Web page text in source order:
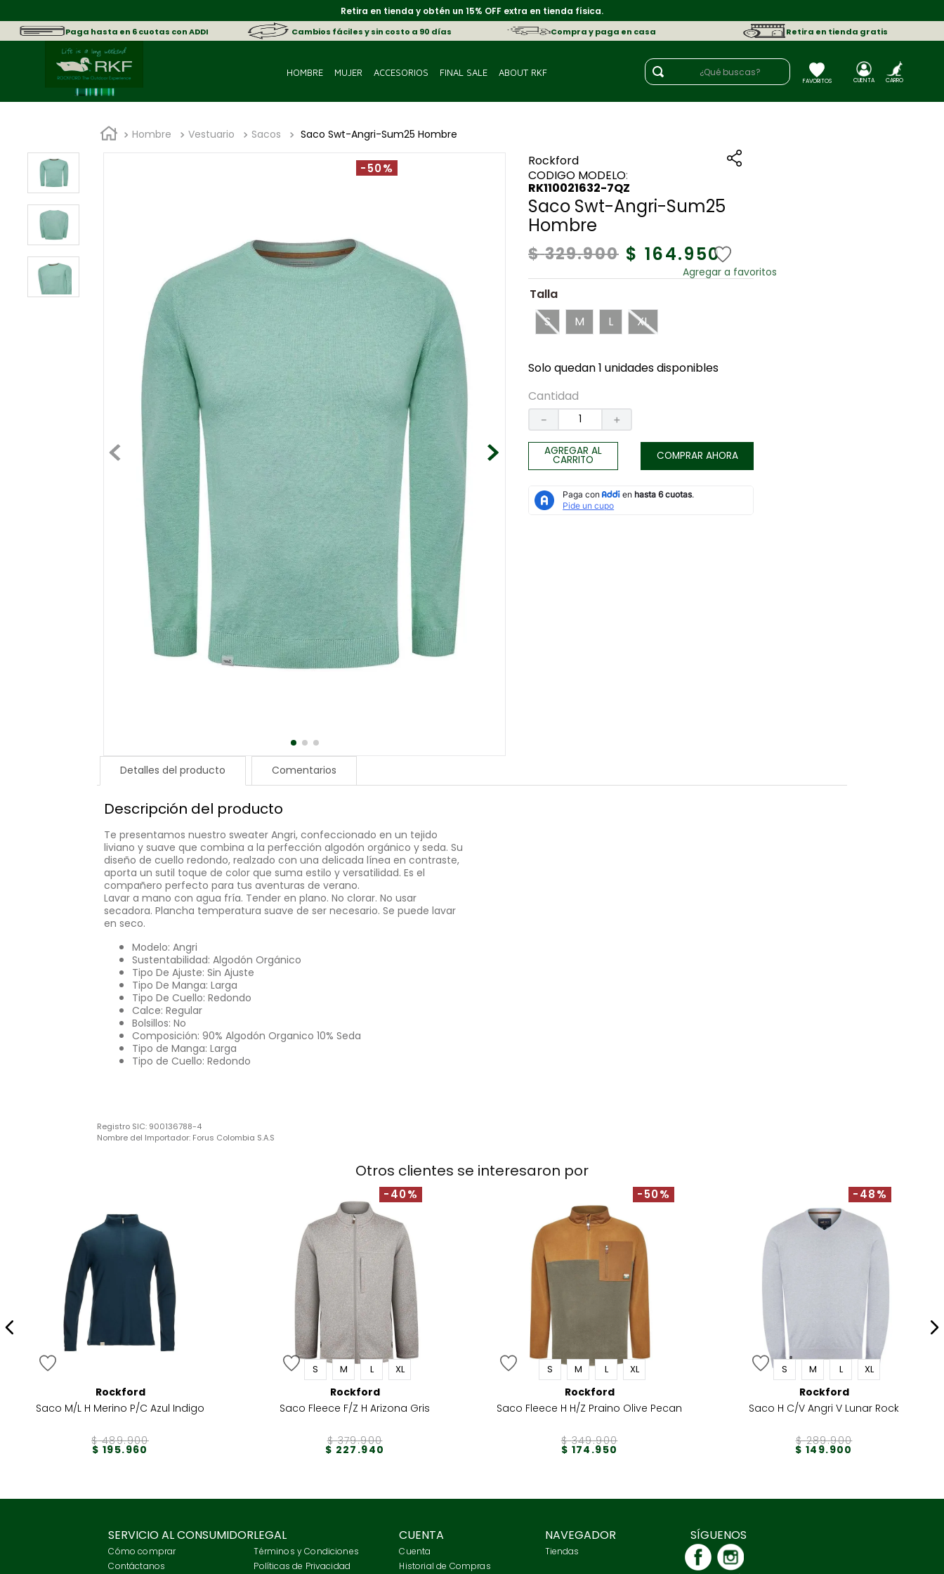
Retira en tienda y obtén un 15% OFF extra en tienda física.
Paga hasta en 6 cuotas con ADDI Cambios fáciles y sin costo a 90 días Compra y paga en casa Retira en tienda gratis
HOMBRE MUJER ACCESORIOS FINAL SALE ABOUT RKF
¿Qué buscas?
Hombre Vestuario Sacos Saco Swt-Angri-Sum25 Hombre
-50%
Rockford
:
RK110021632-7QZ
Saco Swt-Angri-Sum25
Hombre
$ 329.900 $ 164.950
Talla
S
M L XL
Solo quedan 1 unidades disponibles
Cantidad
＋
－
AGREGAR AL
CARRITO COMPRAR AHORA
Detalles del producto Comentarios
Descripción del producto
Te presentamos nuestro sweater Angri, confeccionado en un tejido
liviano y suave que combina a la perfección algodón orgánico y seda. Su
diseño de cuello redondo, realzado con una delicada línea en contraste,
aporta un sutil toque de color que suma estilo y versatilidad. Es el
compañero perfecto para tus aventuras de verano.
Lavar a mano con agua fría. Tender en plano. No clorar. No usar
secadora. Plancha temperatura suave de ser necesario. Se puede lavar
en seco.
Modelo: Angri
Sustentabilidad: Algodón Orgánico
Tipo De Ajuste: Sin Ajuste
Tipo De Manga: Larga
Tipo De Cuello: Redondo
Calce: Regular
Bolsillos: No
Composición: 90% Algodón Organico 10% Seda
Tipo de Manga: Larga
Tipo de Cuello: Redondo
Registro SIC: 900136788-4
Nombre del Importador: Forus Colombia S.A.S
Otros clientes se interesaron por
Rockford
Saco M/L H Merino P/C Azul Indigo
$ 489.900
$ 195.960
-40%
S M L XL
Rockford
Saco Fleece F/Z H Arizona Gris
$ 379.900
$ 227 .940
-50%
S M L XL
Rockford
Saco Fleece H H/Z Praino Olive Pecan
$ 349.900
$ 174 .950
-48%
S M L XL
Rockford
Saco H C/V Angri V Lunar Rock
$ 289.900
$ 149.900
SERVICIO AL CONSUMIDOR
Cómo comprar
Contáctanos
LEGAL
Términos y Condiciones
Políticas de Privacidad
CUENTA
Cuenta
Historial de Compras
NAVEGADOR
Tiendas
SÍGUENOS